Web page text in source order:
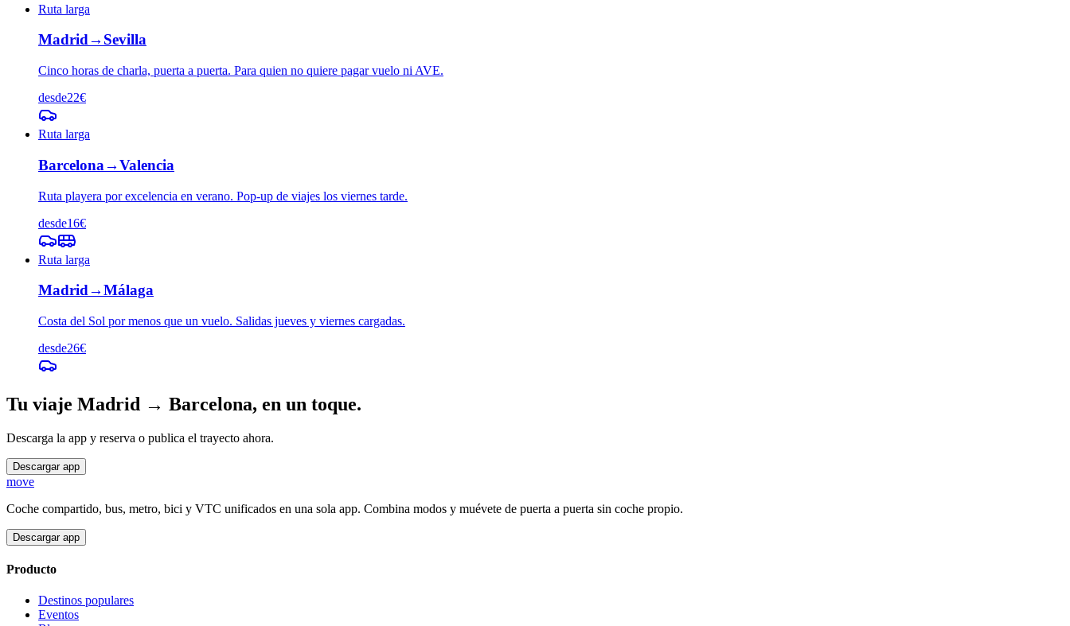
Ruta larga
Madrid→ Sevilla
Cinco horas de charla, puerta a puerta. Para quien no quiere pagar vuelo ni AVE.
desde22€
Ruta larga
Barcelona→Valencia
Ruta playera por excelencia en verano. Pop-up de viajes los viernes tarde.
desde16€
Ruta larga
Madrid→Málaga
Costa del Sol por menos que un vuelo. Salidas jueves y viernes cargadas.
desde26€
Tu viaje Madrid → Barcelona, en un toque.
Descarga la app y reserva o publica el trayecto ahora.
Descargar app
move
Coche compartido, bus, metro, bici y VTC unificados en una sola app. Combina modos y muévete de puerta a puerta sin coche propio.
Descargar app
Producto
Destinos populares
Eventos